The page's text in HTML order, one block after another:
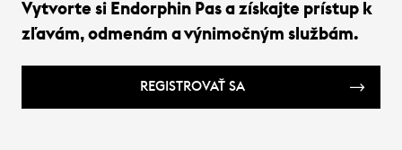
Vytvorte si Endorphin Pas a získajte prístup k
zľavám, odmenám a výnimočným službám.
REGISTROVAŤ SA